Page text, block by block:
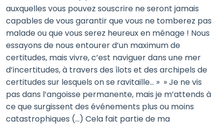
auxquelles vous pouvez souscrire ne seront jamais
capables de vous garantir que vous ne tomberez pas
malade ou que vous serez heureux en ménage ! Nous
essayons de nous entourer d’un maximum de
certitudes, mais vivre, c’est naviguer dans une mer
d’incertitudes, à travers des îlots et des archipels de
certitudes sur lesquels on se ravitaille… » » Je ne vis
pas dans l’angoisse permanente, mais je m’attends à
ce que surgissent des événements plus ou moins
catastrophiques (…) Cela fait partie de ma